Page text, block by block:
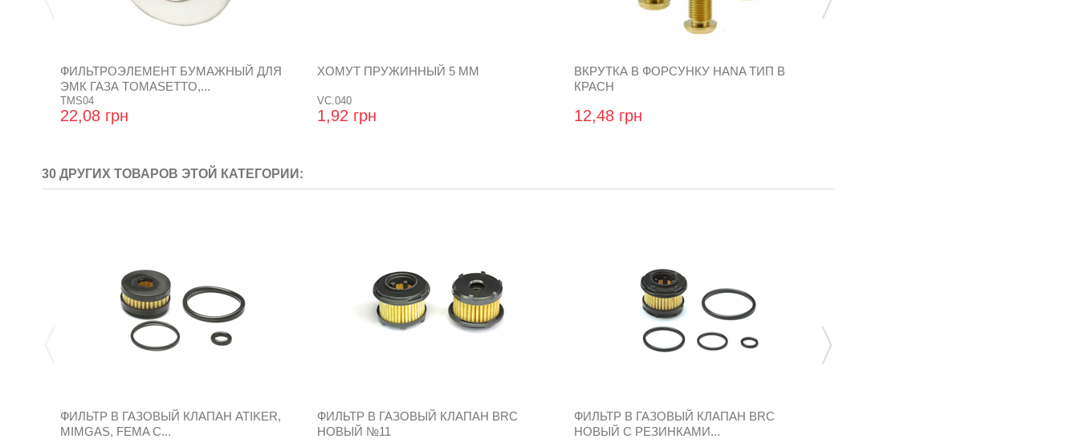
ФИЛЬТРОЭЛЕМЕНТ БУМАЖНЫЙ ДЛЯ
ЭМК ГАЗА TOMASETTO,...
TMS04
22,08 грн
ХОМУТ ПРУЖИННЫЙ 5 ММ
VC.040
1,92 грн
ВКРУТКА В ФОРСУНКУ HANA ТИП B
КРАСН
12,48 грн
30 ДРУГИХ ТОВАРОВ ЭТОЙ КАТЕГОРИИ:
ФИЛЬТР В ГАЗОВЫЙ КЛАПАН ATIKER,
MIMGAS, FEMA С...
ФИЛЬТР В ГАЗОВЫЙ КЛАПАН BRC
НОВЫЙ №11
ФИЛЬТР В ГАЗОВЫЙ КЛАПАН BRC
НОВЫЙ С РЕЗИНКАМИ...